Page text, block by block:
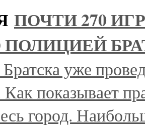
ПОЧТИ 270
ПОЛИЦИЕЙ
уже
показывает
город.